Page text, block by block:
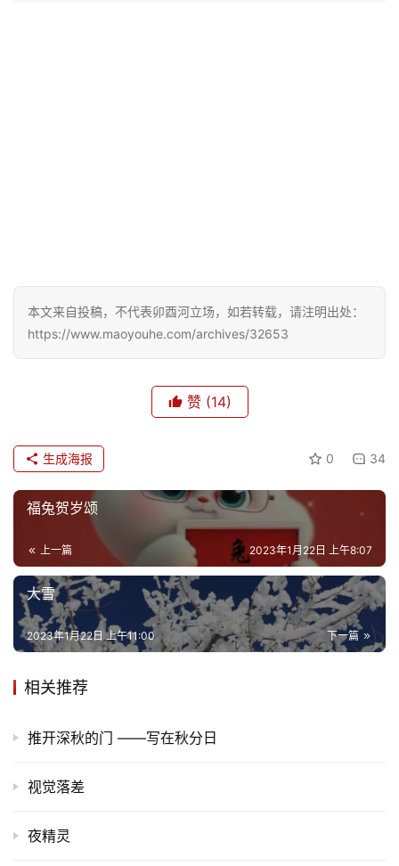
本文来自投稿，不代表卯酉河立场，如若转载，请注明出处：
https://www.maoyouhe.com/archives/32653
赞 (14)
0 34
生成海报
福兔贺岁颂
上一篇 2023年1月22日 上午8:07
大雪
下一篇
2023年1月22日 上午11:00
相关推荐
推开深秋的门 ——写在秋分日
视觉落差
夜精灵